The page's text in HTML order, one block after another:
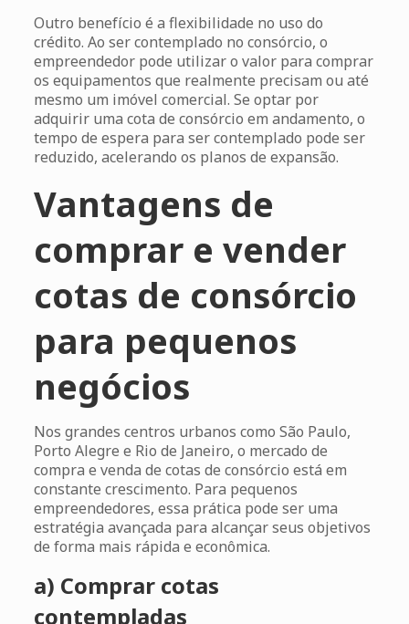
Outro benefício é a flexibilidade no uso do
crédito. Ao ser contemplado no consórcio, o
empreendedor pode utilizar o valor para comprar
os equipamentos que realmente precisam ou até
mesmo um imóvel comercial. Se optar por
adquirir uma cota de consórcio em andamento, o
tempo de espera para ser contemplado pode ser
reduzido, acelerando os planos de expansão.
Vantagens de
comprar e vender
cotas de consórcio
para pequenos
negócios
Nos grandes centros urbanos como São Paulo,
Porto Alegre e Rio de Janeiro, o mercado de
compra e venda de cotas de consórcio está em
constante crescimento. Para pequenos
empreendedores, essa prática pode ser uma
estratégia avançada para alcançar seus objetivos
de forma mais rápida e econômica.
a) Comprar cotas
contempladas